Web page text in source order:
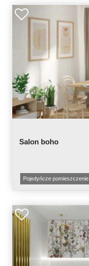
Salon boho
Pojedyńcze pomieszczenie